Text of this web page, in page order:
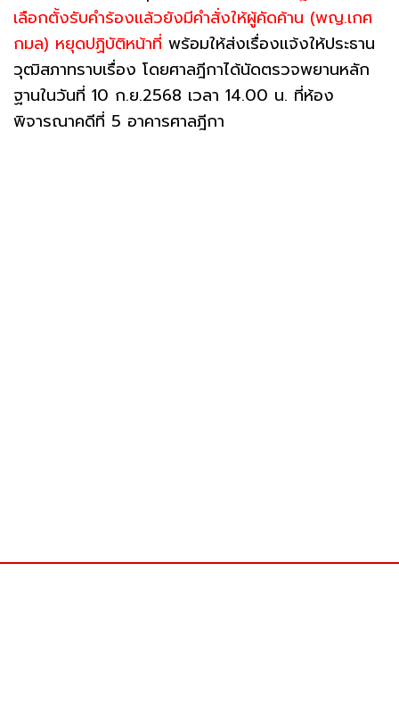
เลือกตั้งรับคำร้องเเล้วยังมีคำสั่งให้ผู้คัดค้าน (พญ.เกศ
กมล) หยุดปฏิบัติหน้าที่ พร้อมให้ส่งเรื่องเเจ้งให้ประธาน
วุฒิสภาทราบเรื่อง โดยศาลฎีกาได้นัดตรวจพยานหลัก
ฐานในวันที่ 10 ก.ย.2568 เวลา 14.00 น. ที่ห้อง
พิจารณาคดีที่ 5 อาคารศาลฎีกา